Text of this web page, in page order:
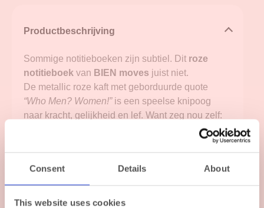
Consent Details About
This website uses cookies
Productbeschrijving
Sommige notitieboeken zijn subtiel. Dit roze
notitieboek van BIEN moves juist niet.
De metallic roze kaft met geborduurde quote
“Who Men? Women!”is een speelse knipoog
naar kracht, gelijkheid en lef. Want zeg nou zelf:
dit neem je niet stilletjes mee een vergadering in.
Binnenin vind je FSC-gecertificeerde pagina’s
met zowel blanco als dotted lay-out – perfect voor
Meer lezen